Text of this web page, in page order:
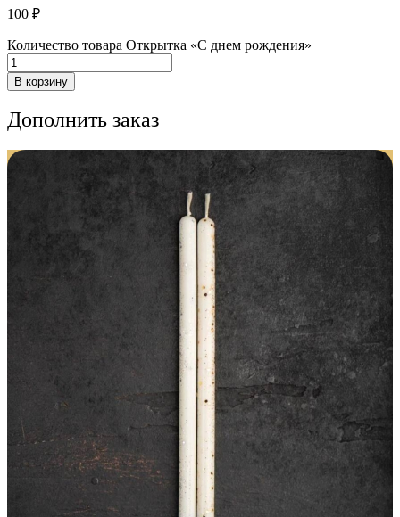
100 ₽
Количество товара Открытка «С днем рождения»
В корзину
Дополнить заказ